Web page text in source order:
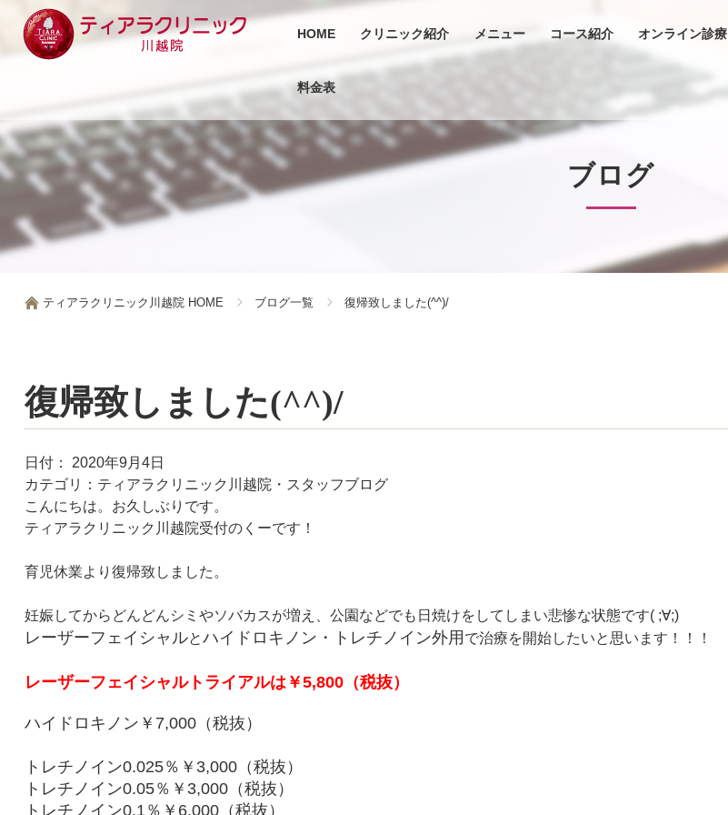
HOME クリニック紹介 メニュー コース紹介 オンライン診療
料金表
ブログ
ティアラクリニック川越院 HOME ブログ一覧 復帰致しました(^^)/
復帰致しました(^^)/
日付：
2020年9月4日
カテゴリ： ティアラクリニック川越院・スタッフブログ
こんにちは。お久しぶりです。
ティアラクリニック川越院受付のくーです！
育児休業より復帰致しました。
妊娠してからどんどんシミやソバカスが増え、公園などでも日焼けをしてしまい悲惨な状態です( ;∀;)
レーザーフェイシャルとハイドロキノン・トレチノイン外用 で治療を開始したいと思います！！！
レーザーフェイシャルトライアルは￥5,800（税抜）
ハイドロキノン￥7,000（税抜）
トレチノイン0.025％￥3,000（税抜）
トレチノイン0.05％￥3,000（税抜）
トレチノイン0.1％￥6,000（税抜）